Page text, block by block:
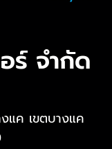
ร์ จำกัด
แค เขตบางแค